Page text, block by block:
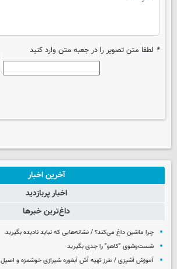
* لطفا متن تصویر را در جعبه متن وارد کنید
آخرین اخبار
اخبار پربازدید
داغ‌ترین خبرها
چرا ماشین داغ می‌کند؟ / نشانه‌هایی که نباید نادیده بگیرید
شست‌وشوی "کاهو" را جدی بگیرید
آموزش آشپزی / طرز تهیه آش آبغوره شیرازی خوشمزه و اصیل